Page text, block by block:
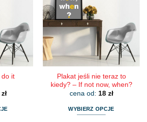
Opcje
można
wybrać
na
stronie
produktu
do it
zł
Plakat jeśli nie teraz to
kiedy? – If not now, when?
cena od: 18 zł
WYBIERZ OPCJE